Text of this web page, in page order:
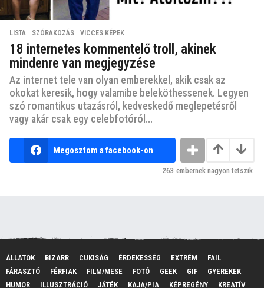
LISTA ,SZÓRAKOZÁS ,VICCES KÉPEK
18 internetes kommentelő troll, akinek
mindenre van megjegyzése
Az internet tele van olyan emberekkel, akik csak az
okokat keresik, hogy valamibe beleköthessenek. Legyen
szó romantikus utazásról, kedveskedő meglepetésről
vagy akár csak egy celebfotóról...
Megosztom a facebook-on
263 embernek nagyon tetszik
ÁLLATOK BIZARR CUKISÁG ÉRDEKESSÉG EXTRÉM
FAIL
FÁRASZTÓ
FÉRFIAK FILM/MESE FOTÓ GEEK GIF
GYEREKEK
HUMOR
ILLUSZTRÁCIÓ JÁTÉK KAJA/PIA KÉPREGÉNY KREATÍV